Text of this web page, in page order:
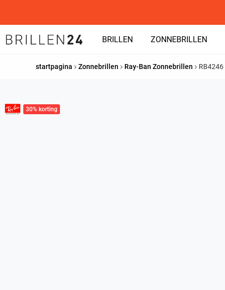
BRILLEN ZONNEBRILLEN
startpagina Zonnebrillen Ray-Ban Zonnebrillen RB4246
30% korting